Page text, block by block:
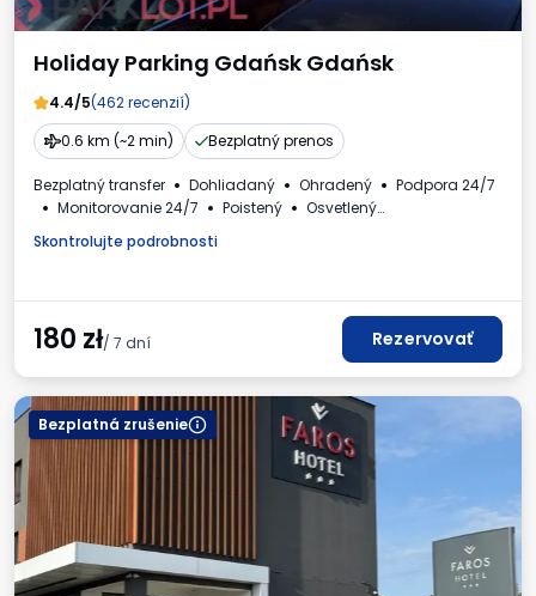
Holiday Parking Gdańsk Gdańsk
4.4/5(462 recenzií)
0.6 km (~2 min)
Bezplatný prenos
Bezplatný transfer Dohliadaný Ohradený
Podpora 24/7
Monitorovanie 24/7
Poistený
Osvetlený
Faktúra DPH
Skontrolujte podrobnosti
180 zł/ 7 dní Rezervovať
Bezplatná zrušenie